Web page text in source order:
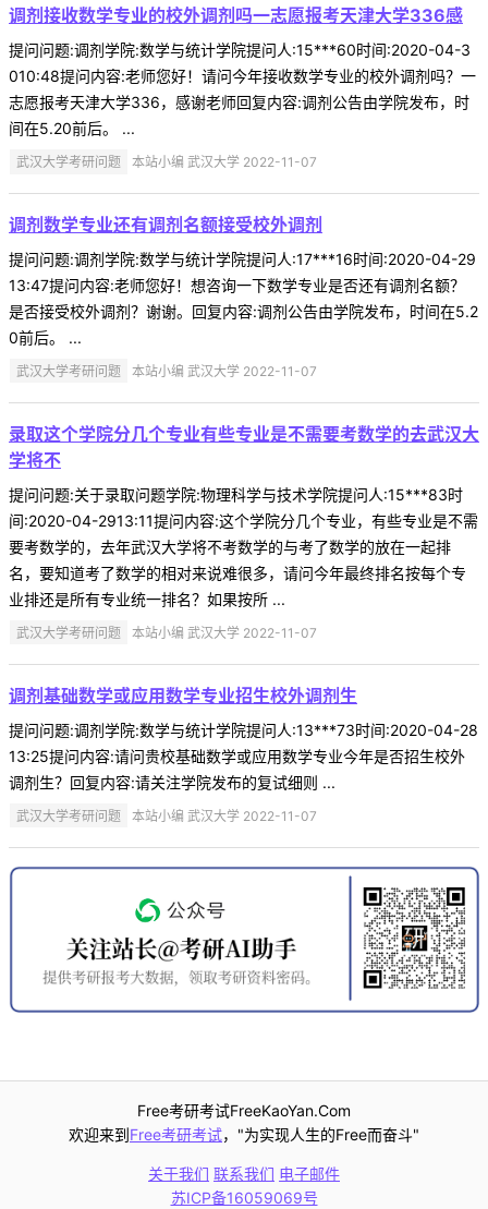
调剂接收数学专业的校外调剂吗一志愿报考天津大学336感
提问问题:调剂学院:数学与统计学院提问人:15***60时间:2020-04-3
010:48提问内容:老师您好！请问今年接收数学专业的校外调剂吗？一
志愿报考天津大学336，感谢老师回复内容:调剂公告由学院发布，时
间在5.20前后。 ...
武汉大学考研问题 本站小编 武汉大学 2022-11-07
调剂数学专业还有调剂名额接受校外调剂
提问问题:调剂学院:数学与统计学院提问人:17***16时间:2020-04-29
13:47提问内容:老师您好！想咨询一下数学专业是否还有调剂名额？
是否接受校外调剂？谢谢。回复内容:调剂公告由学院发布，时间在5.2
0前后。 ...
武汉大学考研问题 本站小编 武汉大学 2022-11-07
录取这个学院分几个专业有些专业是不需要考数学的去武汉大
学将不
提问问题:关于录取问题学院:物理科学与技术学院提问人:15***83时
间:2020-04-2913:11提问内容:这个学院分几个专业，有些专业是不需
要考数学的，去年武汉大学将不考数学的与考了数学的放在一起排
名，要知道考了数学的相对来说难很多，请问今年最终排名按每个专
业排还是所有专业统一排名？如果按所 ...
武汉大学考研问题 本站小编 武汉大学 2022-11-07
调剂基础数学或应用数学专业招生校外调剂生
提问问题:调剂学院:数学与统计学院提问人:13***73时间:2020-04-28
13:25提问内容:请问贵校基础数学或应用数学专业今年是否招生校外
调剂生？回复内容:请关注学院发布的复试细则 ...
武汉大学考研问题 本站小编 武汉大学 2022-11-07
Free考研考试FreeKaoYan.Com
欢迎来到Free考研考试，"为实现人生的Free而奋斗"
关于我们 联系我们 电子邮件
苏ICP备16059069号